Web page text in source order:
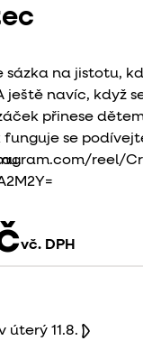
sázka na jistotu,
ještě navíc, když
přinese
funguje se
reel/
vč. DPH
úterý 11.8.